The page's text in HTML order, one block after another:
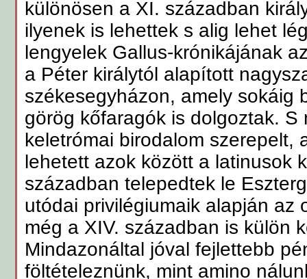
különösen a XI. században
ilyenek is lehettek s alig lehet
lengyelek Gallus-krónikájának
a Péter királytól alapított
székesegyházon, amely sokáig
görög kőfaragók is dolgoztak. S
keletrómai birodalom szerepelt,
lehetett azok között a latinusok
században telepedtek le
utódai privilégiumaik alapján az
még a XIV. században is külön
Mindazonáltal jóval fejlettebb
föltételeznünk, mint amino